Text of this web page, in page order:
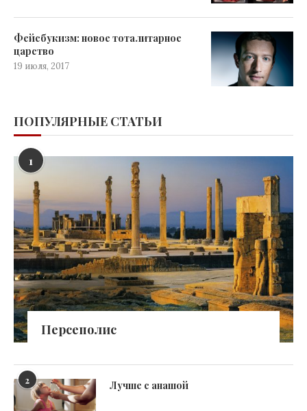
Фейсбукизм: новое тоталитарное
царство
19 июля, 2017
ПОПУЛЯРНЫЕ СТАТЬИ
1
Персеполис
2 Лучше с анашой